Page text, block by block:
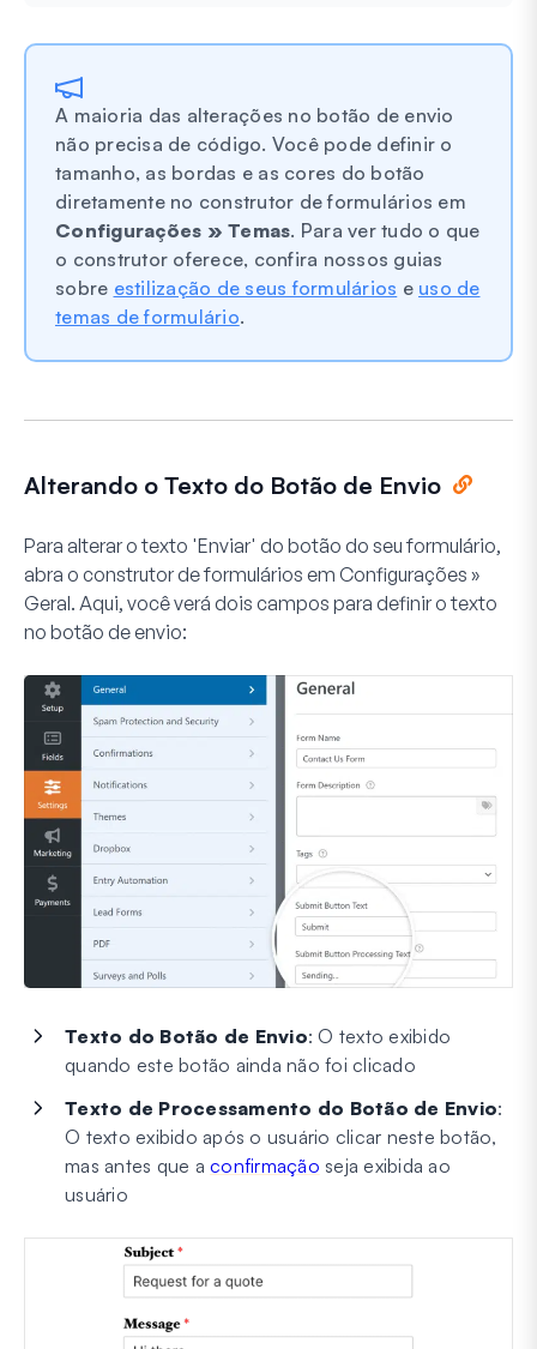
A maioria das alterações no botão de envio
não precisa de código. Você pode definir o
tamanho, as bordas e as cores do botão
diretamente no construtor de formulários em
Configurações » Temas. Para ver tudo o que
o construtor oferece, confira nossos guias
sobre estilização de seus formulários e uso de
temas de formulário.
Alterando o Texto do Botão de Envio
Para alterar o texto 'Enviar' do botão do seu formulário,
abra o construtor de formulários em Configurações »
Geral. Aqui, você verá dois campos para definir o texto
no botão de envio:
Texto do Botão de Envio: O texto exibido
quando este botão ainda não foi clicado
Texto de Processamento do Botão de Envio:
O texto exibido após o usuário clicar neste botão,
mas antes que a confirmação seja exibida ao
usuário